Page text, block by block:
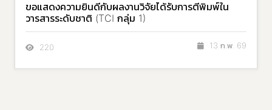
ขอแสดงความยินดีกับผลงานวิจัยได้รับการตีพิมพ์ใน
วารสารระดับชาติ (TCI กลุ่ม 1)
220 13 ก.พ. 69